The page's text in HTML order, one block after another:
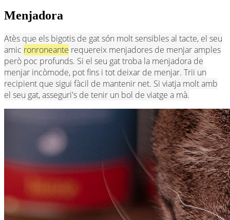
Menjadora
Atès que els bigotis de gat són molt sensibles al tacte, el seu
amic ronroneante requereix menjadores de menjar amples
però poc profunds. Si el seu gat troba la menjadora de
menjar incòmode, pot fins i tot deixar de menjar. Triï un
recipient que sigui fàcil de mantenir net. Si viatja molt amb
el seu gat, asseguri's de tenir un bol de viatge a mà.